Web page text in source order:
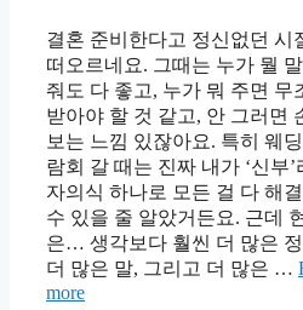
결혼 준비한다고 정신없던 시
떠오르네요. 그때는 누가 뭘
줘도 다 좋고, 누가 뭐 주면 무
받아야 할 것 같고, 안 그러면
보는 느낌 있잖아요. 특히 웨
람회 갈 때는 진짜 내가 ‘신부’
자의식 하나로 모든 걸 다 해
수 있을 줄 알았거든요. 근데
은… 생각보다 훨씬 더 많은
더 많은 말, 그리고 더 많은 …
more